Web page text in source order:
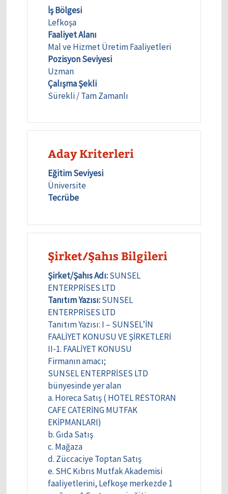
İş Bölgesi
Lefkoşa
Faaliyet Alanı
Mal ve Hizmet Üretim Faaliyetleri
Pozisyon Seviyesi
Uzman
Çalışma Şekli
Sürekli / Tam Zamanlı
Aday Kriterleri
Eğitim Seviyesi
Üniversite
Tecrübe
Şirket/Şahıs Bilgileri
Şirket/Şahıs Adı:SUNSEL
ENTERPRİSES LTD
Tanıtım Yazısı:SUNSEL
ENTERPRİSES LTD
Tanıtım Yazısı: I – SUNSEL’İN
FAALİYET KONUSU VE ŞİRKETLERİ
II-1. FAALİYET KONUSU
Firmanın amacı;
SUNSEL ENTERPRİSES LTD
bünyesinde yer alan
a. Horeca Satış ( HOTEL RESTORAN
CAFE CATERİNG MUTFAK
EKİPMANLARI)
b. Gıda Satış
c. Mağaza
d. Züccaciye Toptan Satış
e. SHC Kıbrıs Mutfak Akademisi
faaliyetlerini, Lefkoşe merkezde 1